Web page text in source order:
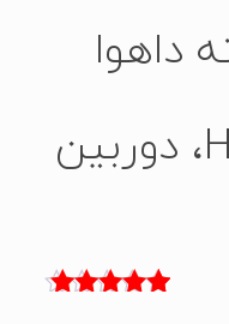
داهوا
HFW2601TP-Z-A، دوربین